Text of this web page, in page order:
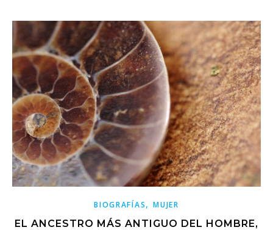
BIOGRAFÍAS,MUJER
EL ANCESTRO MÁS ANTIGUO DEL HOMBRE,